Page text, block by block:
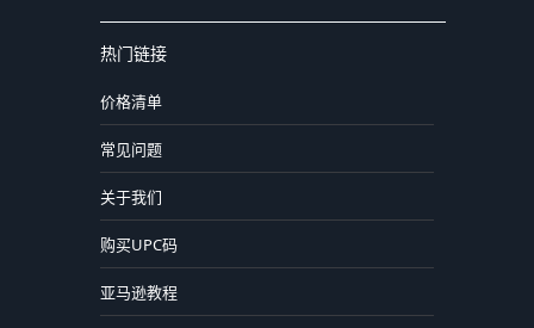
热门链接
价格清单
常见问题
关于我们
购买UPC码
亚马逊教程